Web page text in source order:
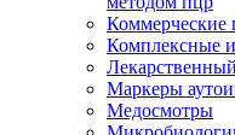
Коммерческие
Комплексные
Маркеры
Медосмотры